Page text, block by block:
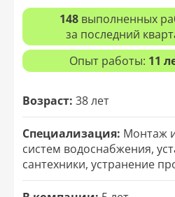
148выполненных
за последний
Опыт работы: 11
Возраст: 38 лет
Специализация: Монтаж
систем водоснабжения,
сантехники, устранение